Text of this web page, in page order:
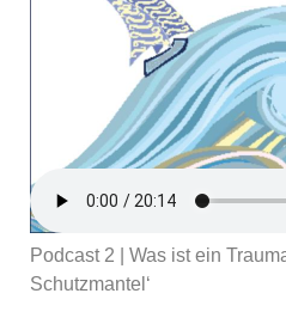
Podcast 2 | Was ist ein
Schutzmantel‘